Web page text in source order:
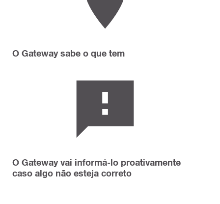
O Gateway sabe o que tem
O Gateway vai informá-lo proativamente
caso algo não esteja correto